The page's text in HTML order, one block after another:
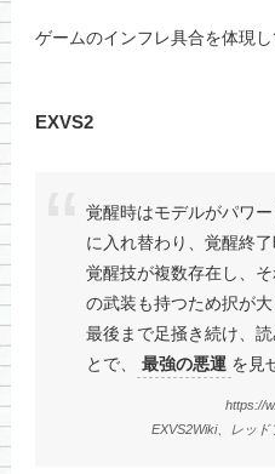
ゲームのインフレ具合を体現し
EXVS2
覚醒時はモデルがパワ
に入れ替わり、覚醒終了
覚醒技が複数存在し、
の武装も持つため択が大
最後まで足掻き続け、
とで、
最強の悪運 を見
https://
EXVS2Wiki、レッ